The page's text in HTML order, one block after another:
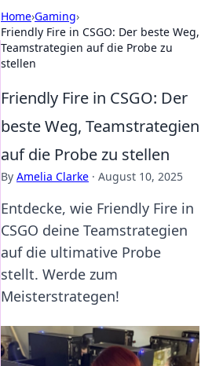
Home›Gaming›
Friendly Fire in CSGO: Der beste Weg,
Teamstrategien auf die Probe zu
stellen
Friendly Fire in CSGO: Der
beste Weg, Teamstrategien
auf die Probe zu stellen
By Amelia Clarke · August 10, 2025
Entdecke, wie Friendly Fire in
CSGO deine Teamstrategien
auf die ultimative Probe
stellt. Werde zum
Meisterstrategen!